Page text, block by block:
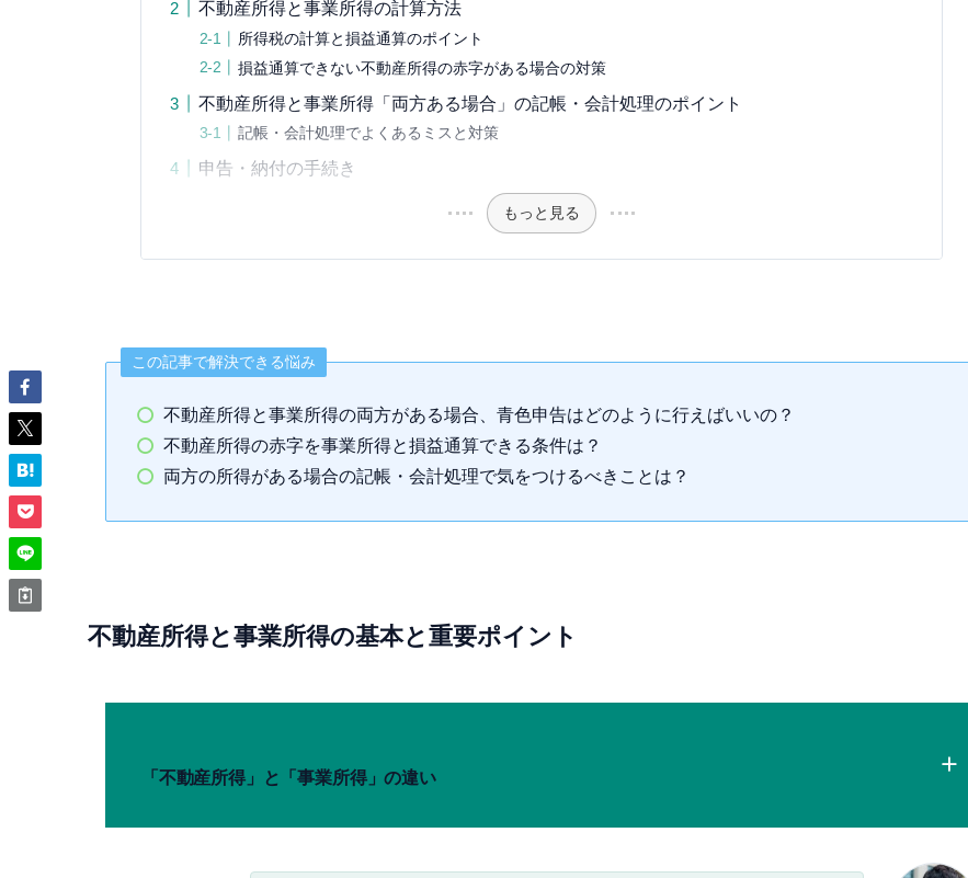
不動産所得と事業所得の計算方法
所得税の計算と損益通算のポイント
損益通算できない不動産所得の赤字がある場合の対策
不動産所得と事業所得「両方ある場合」の記帳・会計処理のポイント
記帳・会計処理でよくあるミスと対策
申告・納付の手続き
もっと見る
この記事で解決できる悩み
不動産所得と事業所得の両方がある場合、青色申告はどのように行えばいいの？
不動産所得の赤字を事業所得と損益通算できる条件は？
両方の所得がある場合の記帳・会計処理で気をつけるべきことは？
不動産所得と事業所得の基本と重要ポイント
「不動産所得」と「事業所得」の違い